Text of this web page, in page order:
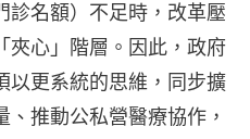
診名額）不足時，改革壓
夾心」階層。因此，政府
以更系統的思維，同步擴
推動公私營醫療協作，